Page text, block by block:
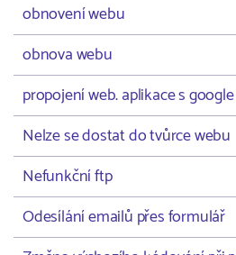
obnovení webu
obnova webu
propojení web. aplikace s
Nelze se dostat do tvůrce webu
Nefunkční ftp
Odesílání emailů přes formulář